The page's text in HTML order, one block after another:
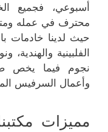
أسبوعي، فجميع
محترف في عمله
حيث لدينا خادمات
الفلبينية
نجوم فيما يخص
وأعمال السرفيس
مميزات